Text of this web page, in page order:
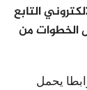
التابع
الخطوات من
يحمل